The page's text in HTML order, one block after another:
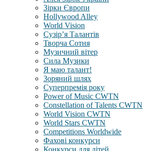
Зірки Європи
Hollywood Alley
World Vision
Сузір’я Талантів
Творча Сотня
Музичний вітер
Сила Музики
Я маю талант!
Зоряний шлях
Суперпремія року
Power of Music CWTN
Constellation of Talents CWTN
World Vision CWTN
World Stars CWTN
Competitions Worldwide
Фахові конкурси
Конкурси для дітей